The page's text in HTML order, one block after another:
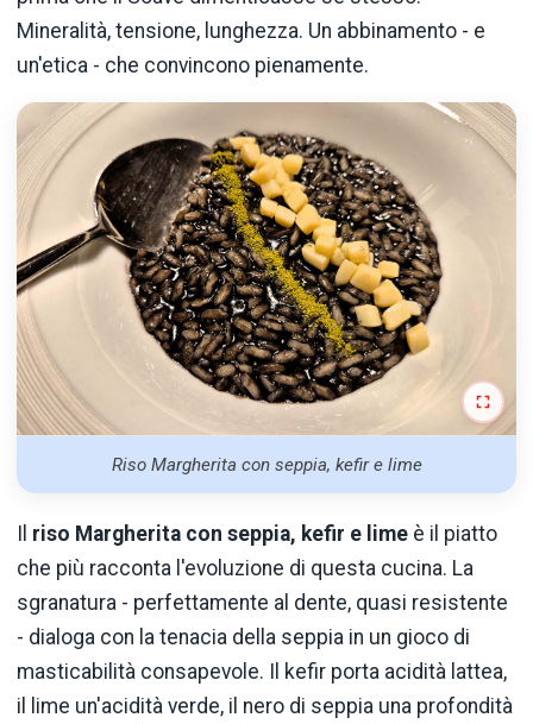
Mineralità, tensione, lunghezza. Un abbinamento - e
un'etica - che convincono pienamente.
Riso Margherita con seppia, kefir e lime
riso Margherita con seppia, kefir e lime è il piatto
che più racconta l'evoluzione di questa cucina. La
sgranatura - perfettamente al dente, quasi resistente
- dialoga con la tenacia della seppia in un gioco di
masticabilità consapevole. Il kefir porta acidità lattea,
il lime un'acidità verde, il nero di seppia una profondità